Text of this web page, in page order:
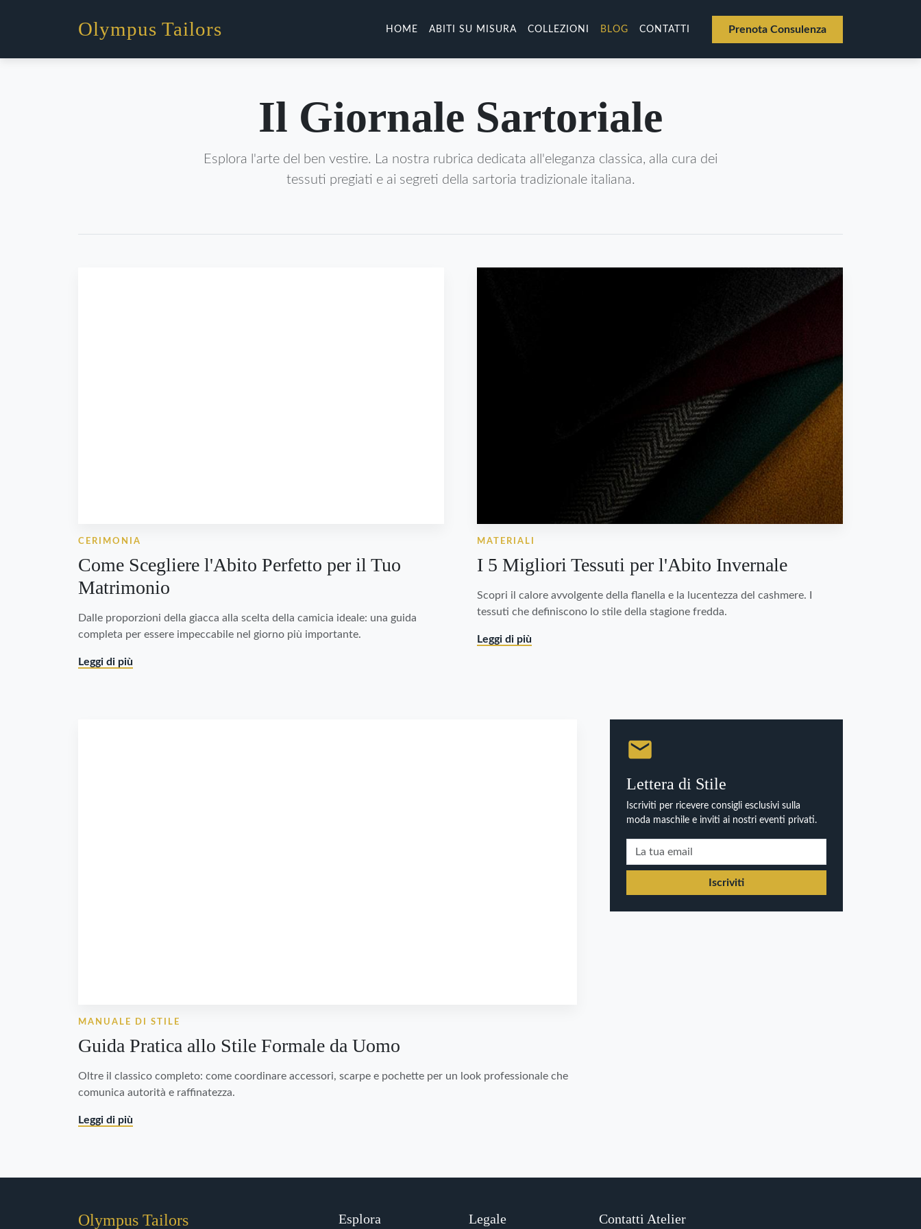
Olympus Tailors HOME ABITI SU MISURA COLLEZIONI BLOG CONTATTI Prenota Consulenza
Il Giornale Sartoriale
Esplora l'arte del ben vestire. La nostra rubrica dedicata all'eleganza classica, alla cura dei
tessuti pregiati e ai segreti della sartoria tradizionale italiana.
CERIMONIA
Come Scegliere l'Abito Perfetto per il Tuo
Matrimonio
Dalle proporzioni della giacca alla scelta della camicia ideale: una guida
completa per essere impeccabile nel giorno più importante.
Leggi di più
MATERIALI
I 5 Migliori Tessuti per l'Abito Invernale
Scopri il calore avvolgente della flanella e la lucentezza del cashmere. I
tessuti che definiscono lo stile della stagione fredda.
Leggi di più
MANUALE DI STILE
Guida Pratica allo Stile Formale da Uomo
Oltre il classico completo: come coordinare accessori, scarpe e pochette per un look professionale che
comunica autorità e raffinatezza.
Leggi di più
Lettera di Stile
Iscriviti per ricevere consigli esclusivi sulla
moda maschile e inviti ai nostri eventi privati.
Iscriviti
Olympus Tailors Esplora Legale Contatti Atelier